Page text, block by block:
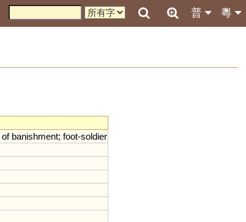
粵
普
of banishment; foot-soldier